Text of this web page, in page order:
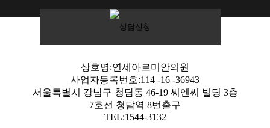
상호명:연세아르미안의원
사업자등록번호:114 -16 -36943
서울특별시 강남구 청담동 46-19 씨엔씨 빌딩 3층
7호선 청담역 8번출구
TEL:1544-3132